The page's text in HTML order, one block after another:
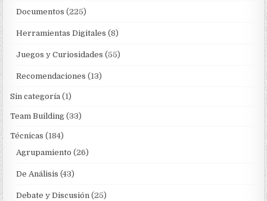
Documentos (225)
Herramientas Digitales (8)
Juegos y Curiosidades (55)
Recomendaciones (13)
Sin categoría (1)
Team Building (33)
Técnicas (184)
Agrupamiento (26)
De Análisis (43)
Debate y Discusión (25)